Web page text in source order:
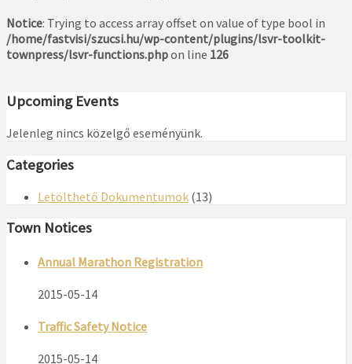
Notice: Trying to access array offset on value of type bool in
/home/fastvisi/szucsi.hu/wp-content/plugins/lsvr-toolkit-
townpress/lsvr-functions.phpon line 126
Upcoming Events
Jelenleg nincs közelgő eseményünk.
Categories
Letölthető Dokumentumok (13)
Town Notices
Annual Marathon Registration
2015-05-14
Traffic Safety Notice
2015-05-14